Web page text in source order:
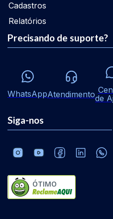
Cadastros
Relatórios
Precisando de suporte?
WhatsAppAtendimentode
Siga-nos
ÓTIMO